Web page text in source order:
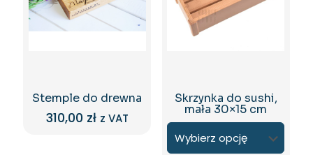
Stemple do drewna
310,00 zł z VAT
Skrzynka do sushi,
mała 30×15 cm